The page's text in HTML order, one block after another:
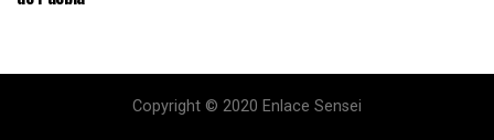
Copyright © 2020 Enlace Sensei